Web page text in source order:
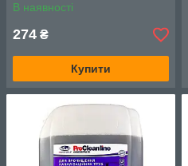
В наявності
274 ₴
Купити